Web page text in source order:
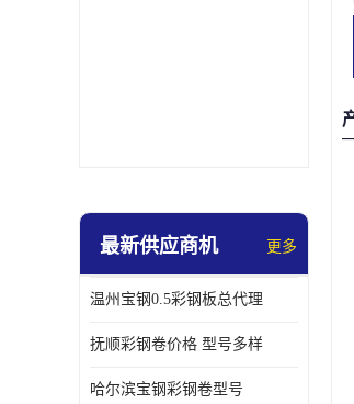
最新供应商机 更多
温州宝钢0.5彩钢板总代理
抚顺彩钢卷价格 型号多样
哈尔滨宝钢彩钢卷型号